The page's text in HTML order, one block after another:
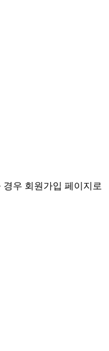
우 회원가입 페이지로